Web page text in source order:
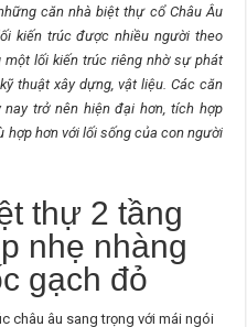
căn nhà biệt thự cổ Châu Âu
kiến trúc được nhiều người theo
lối kiến trúc riêng nhờ sự phát
thuật xây dựng, vật liệu. Các căn
trở nên hiện đại hơn, tích hợp
hợp hơn với lối sống của con người
thự 2 tầng
nhẹ nhàng
gạch đỏ
châu âu sang trọng với mái ngói